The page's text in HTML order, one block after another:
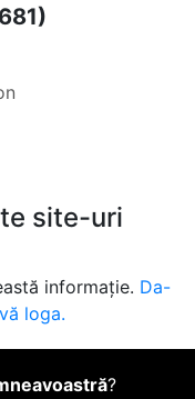
site-uri
informație. Da-
loga.
?